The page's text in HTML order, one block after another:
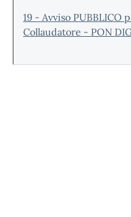
19 - Avviso
Collaudatore - PON